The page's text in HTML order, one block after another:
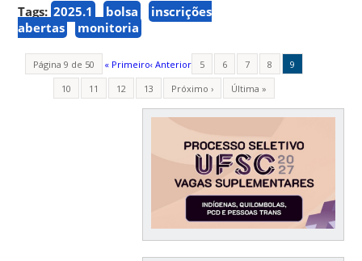
Tags: 2025.1 bolsa
inscrições
abertas
monitoria
Página 9 de 50 « Primeiro‹ Anterior 5 6 7 8
9
10
11 12 13 Próximo › Última »